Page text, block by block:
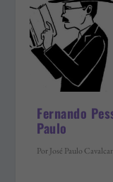
Fernando
Paulo
PorJosé Paulo